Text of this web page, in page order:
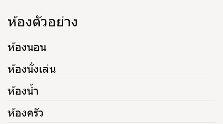
ห้องตัวอย่าง
ห้องนอน
ห้องนั่งเล่น
ห้องน้ำ
ห้องครัว